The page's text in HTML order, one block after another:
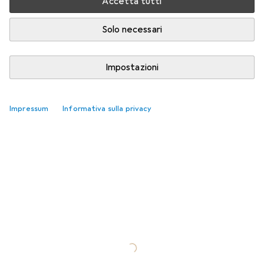
Solo necessari
Impostazioni
Impressum Informativa sulla privacy